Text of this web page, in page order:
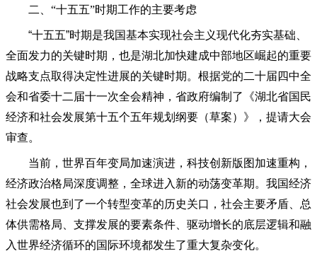
二、 “十五五”时期工作的主要考虑
“十五五”时期是我国基本实现社会主义现代化夯实基础、
全面发力的关键时期，也是湖北加快建成中部地区崛起的重要
战略支点取得决定性进展的关键时期。根据党的二十届四中全
会和省委十二届十一次全会精神，省政府编制了《湖北省国民
经济和社会发展第十五个五年规划纲要（草案）》，提请大会
审查。
当前，世界百年变局加速演进，科技创新版图加速重构，
经济政治格局深度调整，全球进入新的动荡变革期。我国经济
社会发展也到了一个转型变革的历史关口，社会主要矛盾、总
体供需格局、支撑发展的要素条件、驱动增长的底层逻辑和融
入世界经济循环的国际环境都发生了重大复杂变化。